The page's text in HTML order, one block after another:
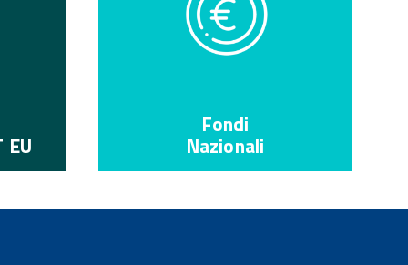
EU
Fondi
Nazionali